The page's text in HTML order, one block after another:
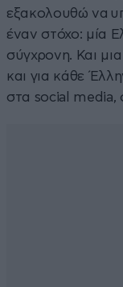
εξακολουθώ να
έναν στόχο: μία
σύγχρονη. Και
και για κάθε
στα social media,